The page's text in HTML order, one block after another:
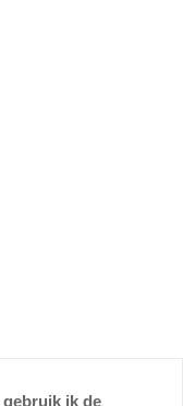
gebruik ik de